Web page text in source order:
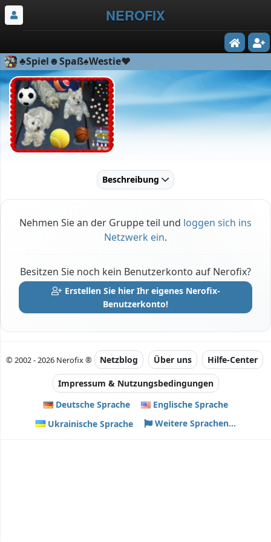
NEROFIX
♣Spiel☻Spaß♠Westie♥
Beschreibung
Nehmen Sie an der Gruppe teil und loggen sich ins
Netzwerk ein.
Besitzen Sie noch kein Benutzerkonto auf Nerofix?
Erstellen Sie hier Ihr eigenes Nerofix-
Benutzerkonto!
© 2002 - 2026 Nerofix ® Netzblog Über uns Hilfe-Center
Impressum & Nutzungsbedingungen
Deutsche Sprache
Englische Sprache
Ukrainische Sprache
Weitere Sprachen...